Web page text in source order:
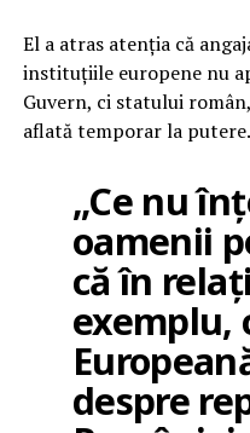
El a atras atenția că
instituțiile europene nu
Guvern, ci statului
aflată temporar la putere.
„Ce nu
oamenii
că în
exemplu,
despre